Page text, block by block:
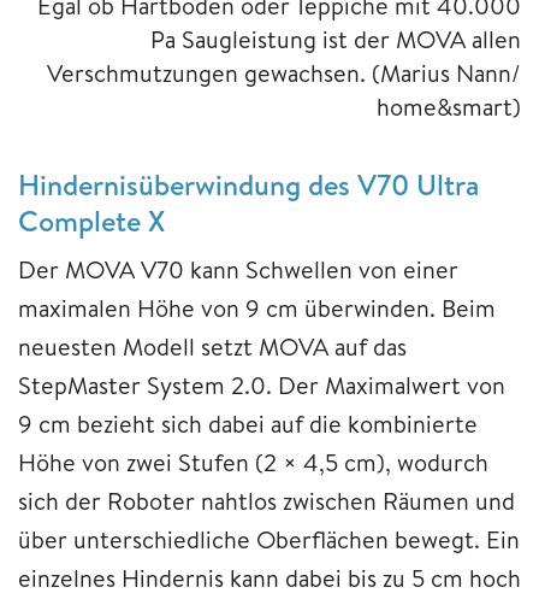
Pa Saugleistung ist der MOVA allen
Verschmutzungen gewachsen. (Marius Nann/
home&smart)
Hindernisüberwindung des V70 Ultra
Complete X
Der MOVA V70 kann Schwellen von einer
maximalen Höhe von 9 cm überwinden. Beim
neuesten Modell setzt MOVA auf das
StepMaster System 2.0. Der Maximalwert von
9 cm bezieht sich dabei auf die kombinierte
Höhe von zwei Stufen (2 × 4,5 cm), wodurch
sich der Roboter nahtlos zwischen Räumen und
über unterschiedliche Oberflächen bewegt. Ein
einzelnes Hindernis kann dabei bis zu 5 cm hoch